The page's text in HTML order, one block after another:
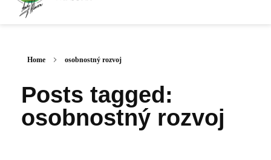
Home osobnostný rozvoj
Posts tagged:
osobnostný rozvoj